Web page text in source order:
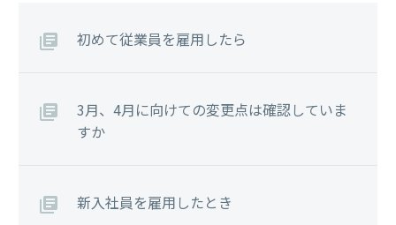
初めて従業員を雇用したら
3月、4月に向けての変更点は確認していま
すか
新入社員を雇用したとき